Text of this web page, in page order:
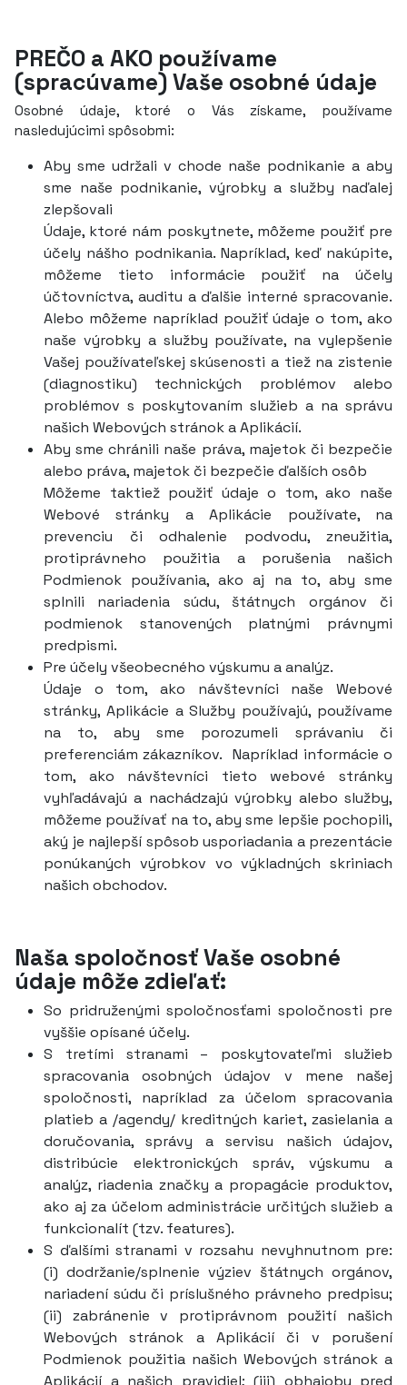
PREČO a AKO používame
(spracúvame) Vaše osobné údaje
Osobné údaje, ktoré o Vás získame, používame
nasledujúcimi spôsobmi:
Aby sme udržali v chode naše podnikanie a aby
sme naše podnikanie, výrobky a služby naďalej
zlepšovali
Údaje, ktoré nám poskytnete, môžeme použiť pre
účely nášho podnikania. Napríklad, keď nakúpite,
môžeme tieto informácie použiť na účely
účtovníctva, auditu a ďalšie interné spracovanie.
Alebo môžeme napríklad použiť údaje o tom, ako
naše výrobky a služby používate, na vylepšenie
Vašej používateľskej skúsenosti a tiež na zistenie
(diagnostiku) technických problémov alebo
problémov s poskytovaním služieb a na správu
našich Webových stránok a Aplikácií.
Aby sme chránili naše práva, majetok či bezpečie
alebo práva, majetok či bezpečie ďalších osôb
Môžeme taktiež použiť údaje o tom, ako naše
Webové stránky a Aplikácie používate, na
prevenciu či odhalenie podvodu, zneužitia,
protiprávneho použitia a porušenia našich
Podmienok používania, ako aj na to, aby sme
splnili nariadenia súdu, štátnych orgánov či
podmienok stanovených platnými právnymi
predpismi.
Pre účely všeobecného výskumu a analýz.
Údaje o tom, ako návštevníci naše Webové
stránky, Aplikácie a Služby používajú, používame
na to, aby sme porozumeli správaniu či
preferenciám zákazníkov. Napríklad informácie o
tom, ako návštevníci tieto webové stránky
vyhľadávajú a nachádzajú výrobky alebo služby,
môžeme používať na to, aby sme lepšie pochopili,
aký je najlepší spôsob usporiadania a prezentácie
ponúkaných výrobkov vo výkladných skriniach
našich obchodov.
Naša spoločnosť Vaše osobné
údaje môže zdieľať:
So pridruženými spoločnosťami spoločnosti pre
vyššie opísané účely.
S tretími stranami – poskytovateľmi služieb
spracovania osobných údajov v mene našej
spoločnosti, napríklad za účelom spracovania
platieb a /agendy/ kreditných kariet, zasielania a
doručovania, správy a servisu našich údajov,
distribúcie elektronických správ, výskumu a
analýz, riadenia značky a propagácie produktov,
ako aj za účelom administrácie určitých služieb a
funkcionalít (tzv. features).
S ďalšími stranami v rozsahu nevyhnutnom pre:
(i) dodržanie/splnenie výziev štátnych orgánov,
nariadení súdu či príslušného právneho predpisu;
(ii) zabránenie v protiprávnom použití našich
Webových stránok a Aplikácií či v porušení
Podmienok použitia našich Webových stránok a
Aplikácií a našich pravidiel; (iii) obhajobu pred